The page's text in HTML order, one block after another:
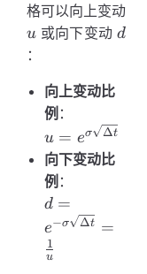
格可以向上变动
u
u 或向下变动 d
d
：
向上变动比
例 ：
u =
e^{\sigma
\sqrt{\Delta
t}}
u = eσ Δt
向下变动比
例 ：
d = e^{-
\sigma
\sqrt{\Delta
t}} =
d =
e−σ Δt =
u
1